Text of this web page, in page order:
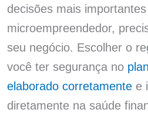
decisões mais
microempreendedor,
seu negócio. Escolher o
você ter segurança no
elaborado corretamentee
diretamente na saúde